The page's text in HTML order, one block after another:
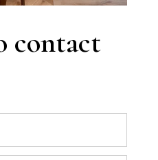
contact